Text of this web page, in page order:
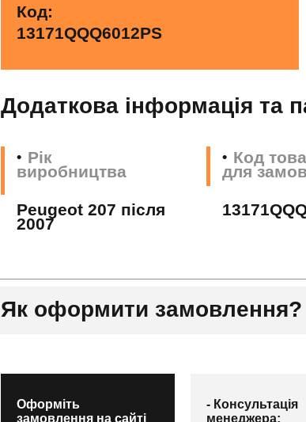
Код:
13171QQQ6012PS
Додаткова інформація та
Рік
виробництва
Peugeot 207 після
2007
Код
для
Як оформити замовлення?
Оформіть
замовлення на сайті
- Консультація
менеджера;